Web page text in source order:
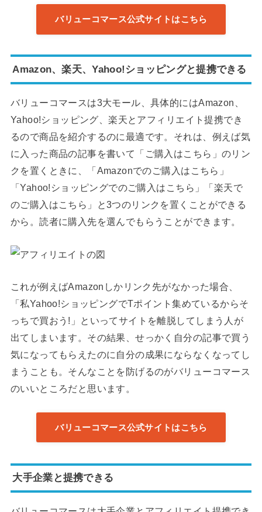
バリューコマース公式サイトはこちら
Amazon、楽天、Yahoo!ショッピングと提携できる
バリューコマースは3大モール、具体的にはAmazon、
Yahoo!ショッピング、楽天とアフィリエイト提携でき
るので商品を紹介するのに最適です。それは、例えば気
に入った商品の記事を書いて「ご購入はこちら」のリン
クを置くときに、「Amazonでのご購入はこちら」
「Yahoo!ショッピングでのご購入はこちら」「楽天で
のご購入はこちら」と3つのリンクを置くことができる
から。読者に購入先を選んでもらうことができます。
これが例えばAmazonしかリンク先がなかった場合、
「私Yahoo!ショッピングでTポイント集めているからそ
っちで買おう!」といってサイトを離脱してしまう人が
出てしまいます。その結果、せっかく自分の記事で買う
気になってもらえたのに自分の成果にならなくなってし
まうことも。そんなことを防げるのがバリューコマース
のいいところだと思います。
バリューコマース公式サイトはこちら
大手企業と提携できる